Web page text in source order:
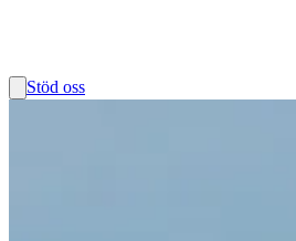
Stöd oss